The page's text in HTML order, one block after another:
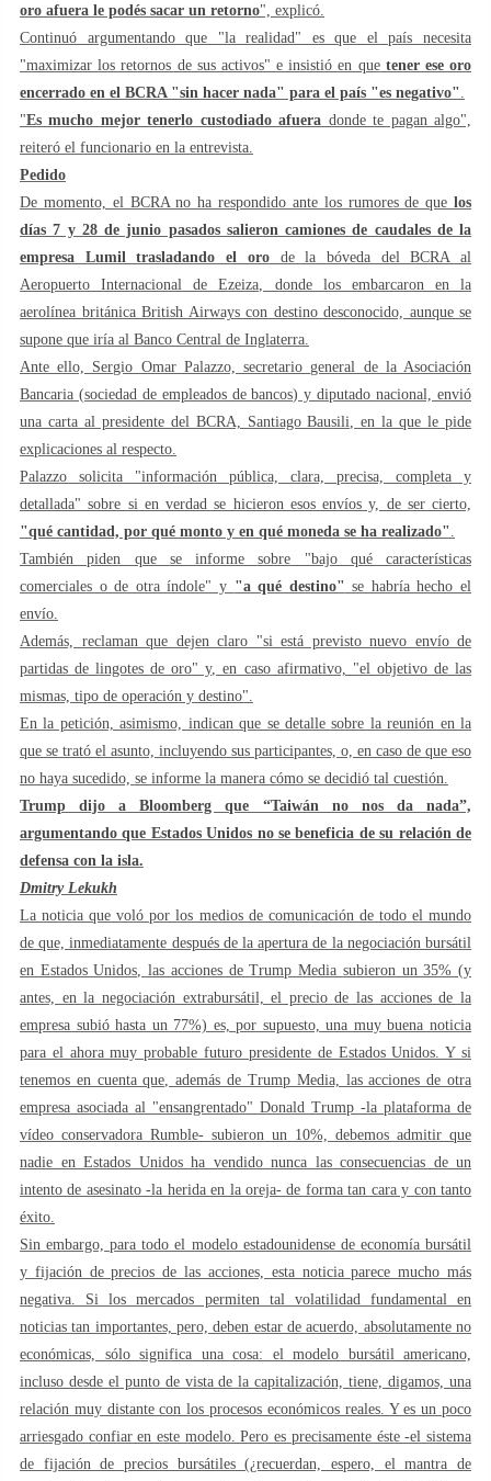
oro afuera le podés sacar un retorno", explicó.
Continuó argumentando que "la realidad" es que el país necesita
"maximizar los retornos de sus activos" e insistió en quetener ese oro
encerrado en el BCRA "sin hacer nada" para el país "es negativo"
"Es mucho mejor tenerlo custodiado afuera donde te pagan algo",
reiteró el funcionario en la entrevista.
Pedido
De momento, el BCRA no ha respondido ante los rumores de que los
días 7 y 28 de junio pasados salieron camiones de caudales de la
empresa Lumil trasladando el orode la bóveda del BCRA al
Aeropuerto Internacional de Ezeiza, donde los embarcaron en la
aerolínea británica British Airways con destino desconocido, aunque se
supone que iría al Banco Central de Inglaterra.
Ante ello, Sergio Omar Palazzo, secretario general de la Asociación
Bancaria (sociedad de empleados de bancos) y diputado nacional, envió
una carta al presidente del BCRA, Santiago Bausili, en la que le pide
explicaciones al respecto.
Palazzo solicita "información pública, clara, precisa, completa y
detallada" sobre si en verdad se hicieron esos envíos y, de ser cierto,
"qué cantidad, por qué monto y en qué moneda se ha realizado"
También piden que se informe sobre "bajo qué características
comerciales o de otra índole" y "a qué destino" se habría hecho el
envío.
Además, reclaman que dejen claro "si está previsto nuevo envío de
partidas de lingotes de oro" y, en caso afirmativo, "el objetivo de las
mismas, tipo de operación y destino".
En la petición, asimismo, indican que se detalle sobre la reunión en la
que se trató el asunto, incluyendo sus participantes, o, en caso de que eso
no haya sucedido, se informe la manera cómo se decidió tal cuestión.
Trump dijo a Bloomberg que “Taiwán no nos da nada”,
argumentando que Estados Unidos no se beneficia de su relación de
defensa con la isla.
Dmitry Lekukh
La noticia que voló por los medios de comunicación de todo el mundo
de que, inmediatamente después de la apertura de la negociación bursátil
en Estados Unidos, las acciones de Trump Media subieron un 35% (y
antes, en la negociación extrabursátil, el precio de las acciones de la
empresa subió hasta un 77%) es, por supuesto, una muy buena noticia
para el ahora muy probable futuro presidente de Estados Unidos. Y si
tenemos en cuenta que, además de Trump Media, las acciones de otra
empresa asociada al "ensangrentado" Donald Trump -la plataforma de
vídeo conservadora Rumble- subieron un 10%, debemos admitir que
nadie en Estados Unidos ha vendido nunca las consecuencias de un
intento de asesinato -la herida en la oreja- de forma tan cara y con tanto
éxito.
Sin embargo, para todo el modelo estadounidense de economía bursátil
y fijación de precios de las acciones, esta noticia parece mucho más
negativa. Si los mercados permiten tal volatilidad fundamental en
noticias tan importantes, pero, deben estar de acuerdo, absolutamente no
económicas, sólo significa una cosa: el modelo bursátil americano,
incluso desde el punto de vista de la capitalización, tiene, digamos, una
relación muy distante con los procesos económicos reales. Y es un poco
arriesgado confiar en este modelo. Pero es precisamente éste -el sistema
de fijación de precios bursátiles (¿recuerdan, espero, el mantra de